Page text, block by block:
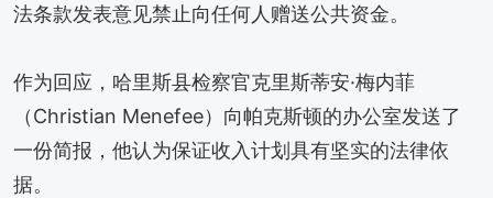
法条款发表意见禁止向任何人赠送公共资金。
作为回应，哈里斯县检察官克里斯蒂安·梅内菲
（Christian Menefee）向帕克斯顿的办公室发送了
一份简报，他认为保证收入计划具有坚实的法律依
据。